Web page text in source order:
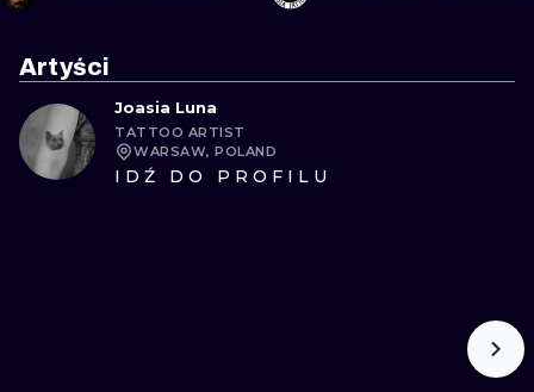
Artyści
Joasia Luna
TATTOO ARTIST
WARSAW, POLAND
IDŹ DO PROFILU